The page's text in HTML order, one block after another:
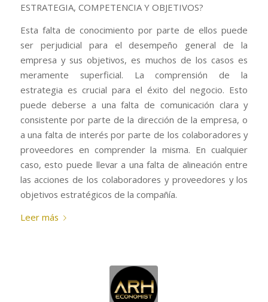
ESTRATEGIA, COMPETENCIA Y OBJETIVOS?
Esta falta de conocimiento por parte de ellos puede
ser perjudicial para el desempeño general de la
empresa y sus objetivos, es muchos de los casos es
meramente superficial. La comprensión de la
estrategia es crucial para el éxito del negocio. Esto
puede deberse a una falta de comunicación clara y
consistente por parte de la dirección de la empresa, o
a una falta de interés por parte de los colaboradores y
proveedores en comprender la misma. En cualquier
caso, esto puede llevar a una falta de alineación entre
las acciones de los colaboradores y proveedores y los
objetivos estratégicos de la compañía.
Leer más